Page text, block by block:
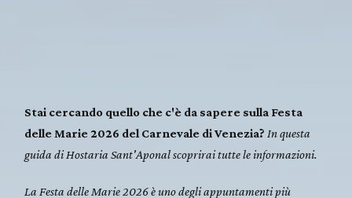
Stai cercando quello che c'è da sapere sulla Festa
delle Marie 2026 del Carnevale di Venezia? In questa
guida di Hostaria Sant'Aponal scoprirai tutte le informazioni.
La Festa delle Marie 2026 è uno degli appuntamenti più